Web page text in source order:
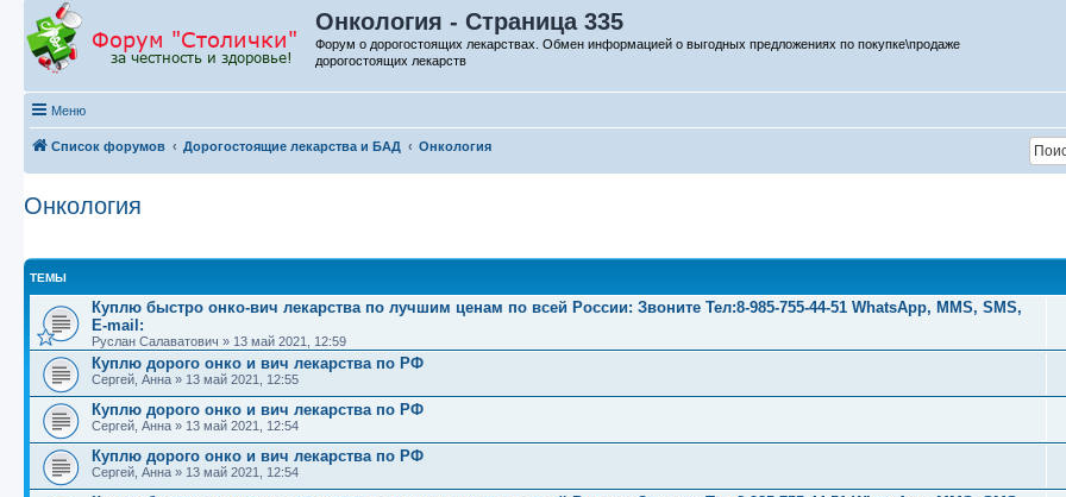
Онкология - Страница 335
Форум о дорогостоящих лекарствах. Обмен информацией о выгодных предложениях по покупке\продаже
дорогостоящих лекарств
Меню
Список форумов Дорогостоящие лекарства и БАД Онкология
Онкология
ТЕМЫ
Куплю быстро онко-вич лекарства по лучшим ценам по всей России: Звоните Тел:‪8-985-755-44-51 WhatsApp, MMS, SMS,
E-mail:
Руслан Салаватович » 13 май 2021, 12:59
Куплю дорого онко и вич лекарства по РФ
Сергей, Анна » 13 май 2021, 12:55
Куплю дорого онко и вич лекарства по РФ
Сергей, Анна » 13 май 2021, 12:54
Куплю дорого онко и вич лекарства по РФ
Сергей, Анна » 13 май 2021, 12:54